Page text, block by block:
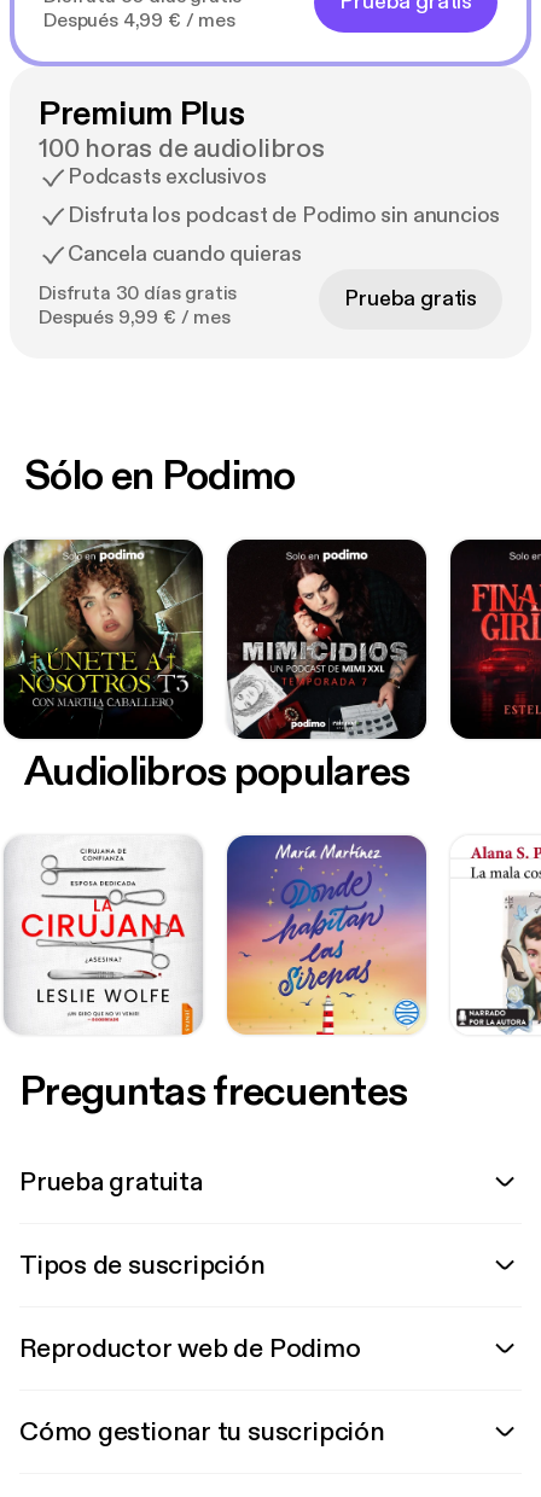
Después 4,99 € / mes
Premium Plus
100 horas de audiolibros
Podcasts exclusivos
Disfruta los podcast de Podimo sin anuncios
Cancela cuando quieras
Disfruta 30 días gratis
Después 9,99 € / mes
Prueba gratis
Sólo en Podimo
Audiolibros populares
Preguntas frecuentes
Prueba gratuita
Tipos de suscripción
Reproductor web de Podimo
Cómo gestionar tu suscripción